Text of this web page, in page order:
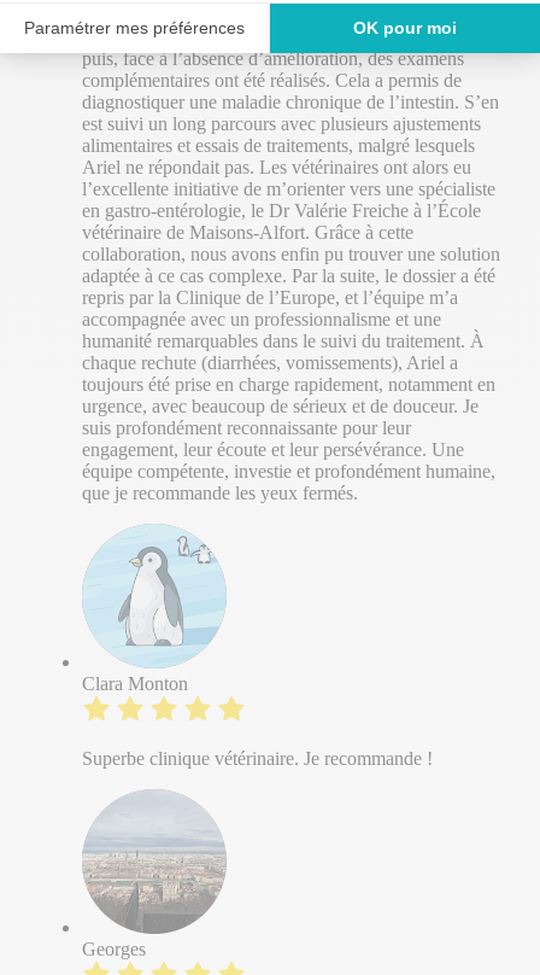
place un traitement symptomatique pour la soulager,
puis, face à l’absence d’amélioration, des examens
complémentaires ont été réalisés. Cela a permis de
diagnostiquer une maladie chronique de l’intestin. S’en
est suivi un long parcours avec plusieurs ajustements
alimentaires et essais de traitements, malgré lesquels
Ariel ne répondait pas. Les vétérinaires ont alors eu
l’excellente initiative de m’orienter vers une spécialiste
en gastro-entérologie, le Dr Valérie Freiche à l’École
vétérinaire de Maisons-Alfort. Grâce à cette
collaboration, nous avons enfin pu trouver une solution
adaptée à ce cas complexe. Par la suite, le dossier a été
repris par la Clinique de l’Europe, et l’équipe m’a
accompagnée avec un professionnalisme et une
humanité remarquables dans le suivi du traitement. À
chaque rechute (diarrhées, vomissements), Ariel a
toujours été prise en charge rapidement, notamment en
urgence, avec beaucoup de sérieux et de douceur. Je
suis profondément reconnaissante pour leur
engagement, leur écoute et leur persévérance. Une
équipe compétente, investie et profondément humaine,
que je recommande les yeux fermés.
Clara Monton
Superbe clinique vétérinaire. Je recommande !
Georges